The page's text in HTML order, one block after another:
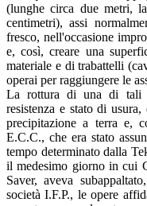
(lunghe circa due metri,
centimetri), assi
fresco, nell'occasione
e, così, creare una
materiale e di trabattelli
operai per raggiungere le
La rottura di una di tali
resistenza e stato di
precipitazione a terra e,
E.C.C., che era stato
tempo determinato dalla
il medesimo giorno in cui
Saver, aveva
società I.F.P., le opere